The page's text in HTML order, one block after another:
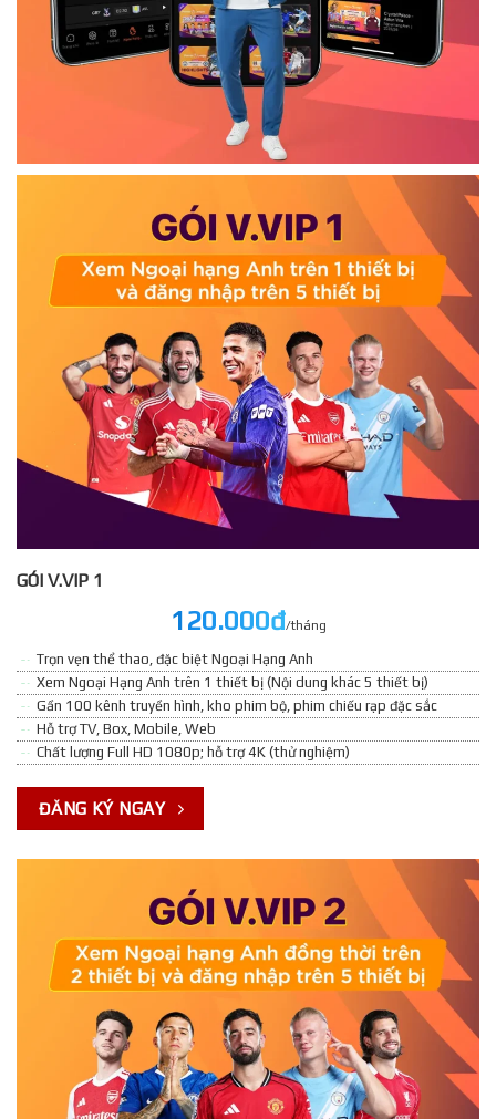
GÓI V.VIP 1
120.000đ/tháng
Trọn vẹn thể thao, đặc biệt Ngoại Hạng Anh
Xem Ngoại Hạng Anh trên 1 thiết bị (Nội dung khác 5 thiết bị)
Gần 100 kênh truyền hình, kho phim bộ, phim chiếu rạp đặc sắc
Hỗ trợ TV, Box, Mobile, Web
Chất lượng Full HD 1080p; hỗ trợ 4K (thử nghiệm)
ĐĂNG KÝ NGAY